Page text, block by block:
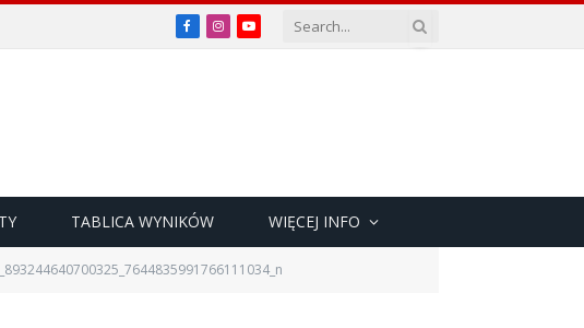
Facebook
InstagramYouTube
TABLICA WYNIKÓW WIĘCEJ INFO